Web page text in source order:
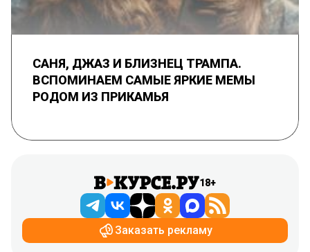
САНЯ, ДЖАЗ И БЛИЗНЕЦ ТРАМПА.
ВСПОМИНАЕМ САМЫЕ ЯРКИЕ МЕМЫ
РОДОМ ИЗ ПРИКАМЬЯ
18+
Заказать рекламу